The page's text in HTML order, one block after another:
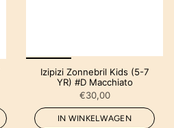
Izipizi Zonnebril Kids (5-7
YR) #D Macchiato
€30,00
IN WINKELWAGEN